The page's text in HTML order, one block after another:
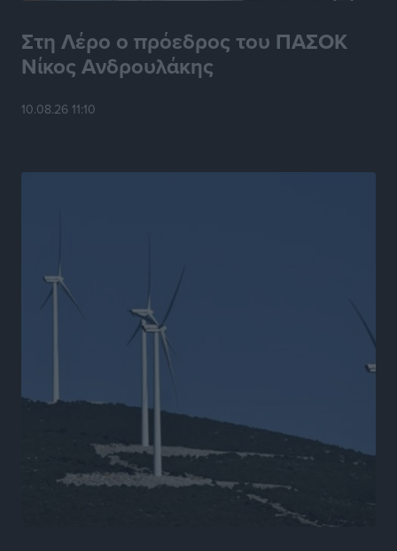
Στη Λέρο ο πρόεδρος του ΠΑΣΟΚ
Νίκος Ανδρουλάκης
10.08.26 11:10